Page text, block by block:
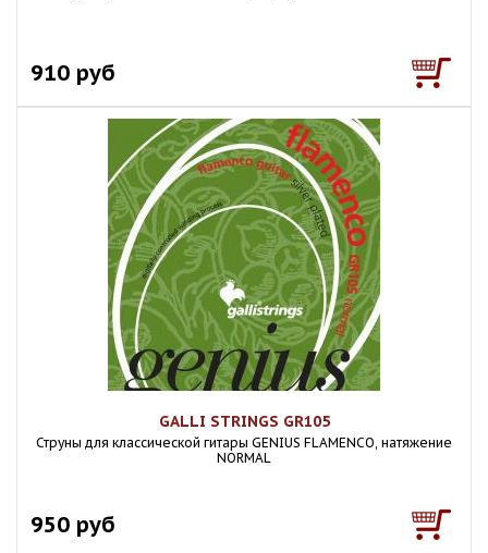
910 руб
GALLI STRINGS GR105
Струны для классической гитары GENIUS FLAMENCO, натяжение
NORMAL
950 руб